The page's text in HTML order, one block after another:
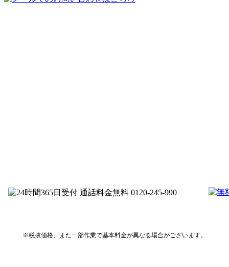
※税抜価格、また一部作業で基本料金が異なる場合がございます。